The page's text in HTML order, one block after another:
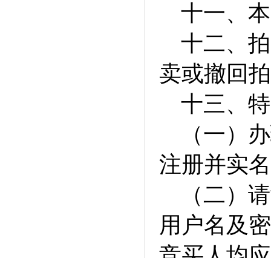
十一、
十二、
卖或撤回
十三、
（一）
注册并实
（二）
用户名及